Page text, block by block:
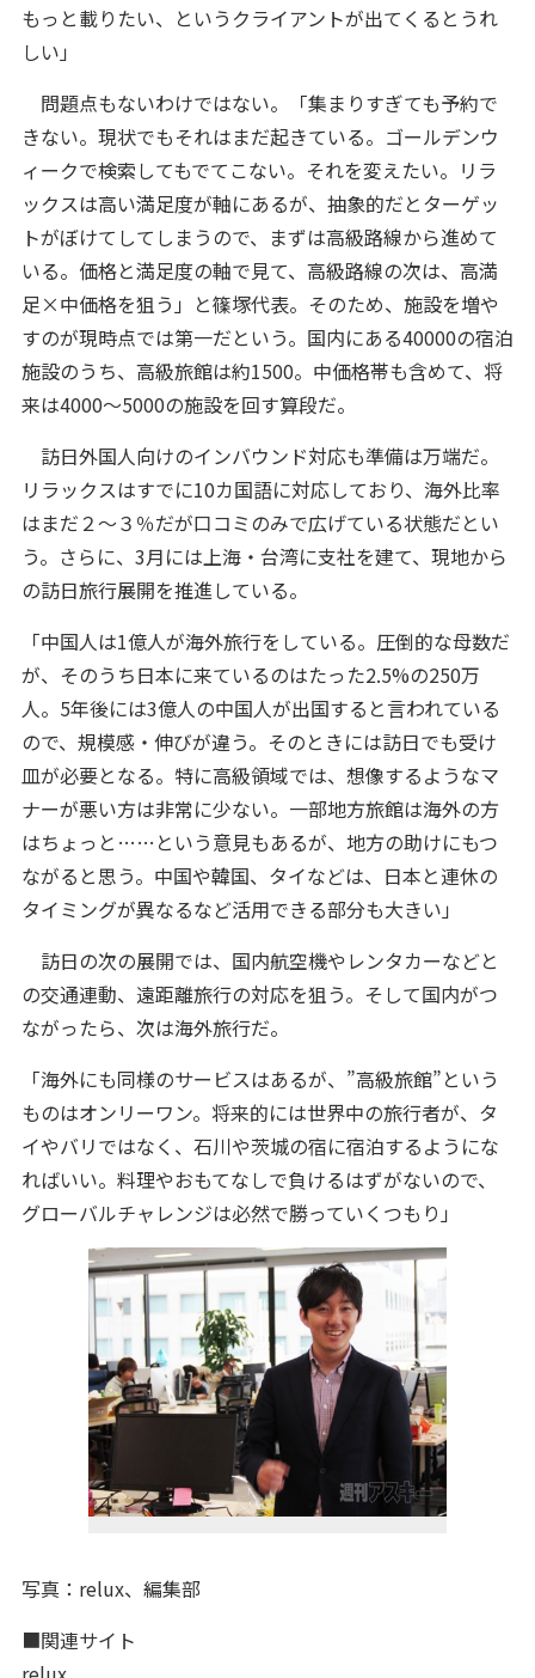
もっと載りたい、というクライアントが出てくるとうれ
しい」
問題点もないわけではない。「集まりすぎても予約で
きない。現状でもそれはまだ起きている。ゴールデンウ
ィークで検索してもでてこない。それを変えたい。リラ
ックスは高い満足度が軸にあるが、抽象的だとターゲッ
トがぼけてしてしまうので、まずは高級路線から進めて
いる。価格と満足度の軸で見て、高級路線の次は、高満
足×中価格を狙う」と篠塚代表。そのため、施設を増や
すのが現時点では第一だという。国内にある40000の宿泊
施設のうち、高級旅館は約1500。中価格帯も含めて、将
来は4000～5000の施設を回す算段だ。
訪日外国人向けのインバウンド対応も準備は万端だ。
リラックスはすでに10カ国語に対応しており、海外比率
はまだ２～３％だが口コミのみで広げている状態だとい
う。さらに、3月には上海・台湾に支社を建て、現地から
の訪日旅行展開を推進している。
「中国人は1億人が海外旅行をしている。圧倒的な母数だ
が、そのうち日本に来ているのはたった2.5%の250万
人。5年後には3億人の中国人が出国すると言われている
ので、規模感・伸びが違う。そのときには訪日でも受け
皿が必要となる。特に高級領域では、想像するようなマ
ナーが悪い方は非常に少ない。一部地方旅館は海外の方
はちょっと……という意見もあるが、地方の助けにもつ
ながると思う。中国や韓国、タイなどは、日本と連休の
タイミングが異なるなど活用できる部分も大きい」
訪日の次の展開では、国内航空機やレンタカーなどと
の交通連動、遠距離旅行の対応を狙う。そして国内がつ
ながったら、次は海外旅行だ。
「海外にも同様のサービスはあるが、”高級旅館”という
ものはオンリーワン。将来的には世界中の旅行者が、タ
イやバリではなく、石川や茨城の宿に宿泊するようにな
ればいい。料理やおもてなしで負けるはずがないので、
グローバルチャレンジは必然で勝っていくつもり」
写真：relux、編集部
■関連サイト